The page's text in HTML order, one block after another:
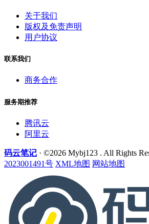
关于我们
版权及免责声明
用户协议
联系我们
商务合作
服务期推荐
腾讯云
阿里云
码云笔记 · ©2026 Mybj123 . All Rights
2023001491号 XML地图 网站地图